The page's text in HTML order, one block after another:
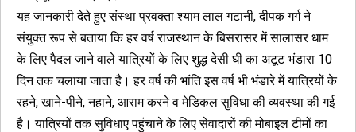
यह जानकारी देते हुए संस्था प्रवक्ता श्याम लाल गटानी, दीपक गर्ग ने
संयुक्त रूप से बताया कि हर वर्ष राजस्थान के बिसरासर में सालासर धाम
के लिए पैदल जाने वाले यात्रियों के लिए शुद्ध देसी घी का अटूट भंडारा 10
दिन तक चलाया जाता है। हर वर्ष की भांति इस वर्ष भी भंडारे में यात्रियों के
रहने, खाने-पीने, नहाने, आराम करने व मेडिकल सुविधा की व्यवस्था की गई
है। यात्रियों तक सुविधाए पहुंचाने के लिए सेवादारों की मोबाइल टीमों का